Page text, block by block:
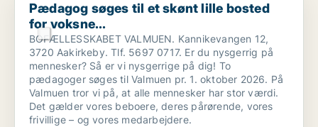
Pædagog søges til et skønt lille bosted
for voksne...
BOFÆLLESSKABET VALMUEN. Kannikevangen 12,
3720 Aakirkeby. Tlf. 5697 0717. Er du nysgerrig på
mennesker? Så er vi nysgerrige på dig! To
pædagoger søges til Valmuen pr. 1. oktober 2026. På
Valmuen tror vi på, at alle mennesker har stor værdi.
Det gælder vores beboere, deres pårørende, vores
frivillige – og vores medarbejdere.